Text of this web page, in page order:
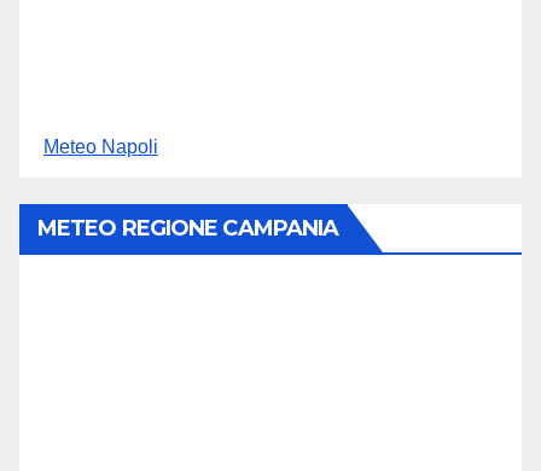
Meteo Napoli
METEO REGIONE CAMPANIA